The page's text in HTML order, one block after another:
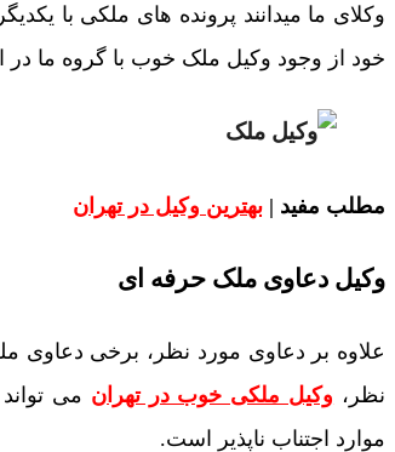
وکلای ما میدانند پرونده های ملکی با
خود از وجود وکیل ملک خوب با گروه ما در
مطلب مفید | بهترین وکیل در تهران
وکیل دعاوی ملک حرفه ای
علاوه بر دعاوی مورد نظر، برخی دعاوی
نظر، وکیل ملکی خوب در تهران می
موارد اجتناب ناپذیر است.